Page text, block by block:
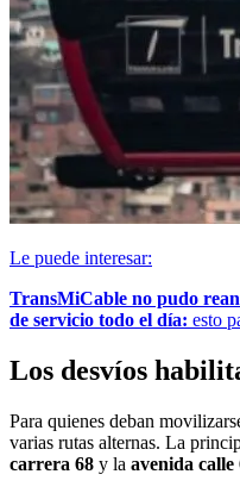
Le puede interesar:
TransMiCable no pudo
de servicio todo el día: esto
Los desvíos
Para quienes deban
varias rutas alternas. La
carrera 68 y la avenida calle